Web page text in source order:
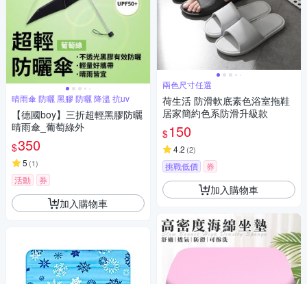
晴雨傘 防曬 黑膠 防曬 降溫 抗uv
【德國boy】三折超輕黑膠防曬
晴雨傘_葡萄綠外
$350
5 (1)
活動 券
加入購物車
兩色尺寸任選
荷生活 防滑軟底素色浴室拖鞋
居家簡約色系防滑升級款
$150
4.2 (2)
挑戰低價 券
加入購物車